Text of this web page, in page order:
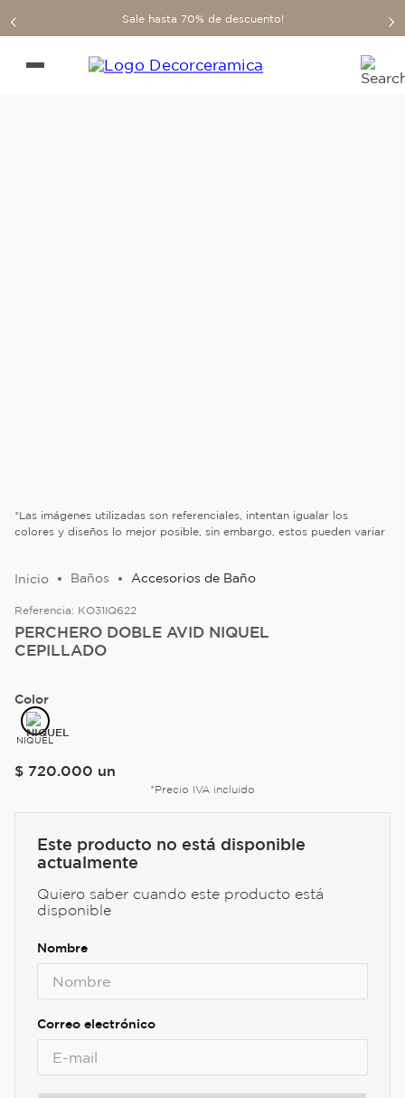
Sale hasta 70% de descuento!
*Las imágenes utilizadas son referenciales, intentan igualar los
colores y diseños lo mejor posible, sin embargo, estos pueden variar
Baños Accesorios de Baño
Referencia: KO31IQ622
PERCHERO DOBLE AVID NIQUEL
CEPILLADO
Color
NIQUEL
$ 720.000 un
*Precio IVA incluido
Este producto no está disponible
actualmente
Quiero saber cuando este producto está
disponible